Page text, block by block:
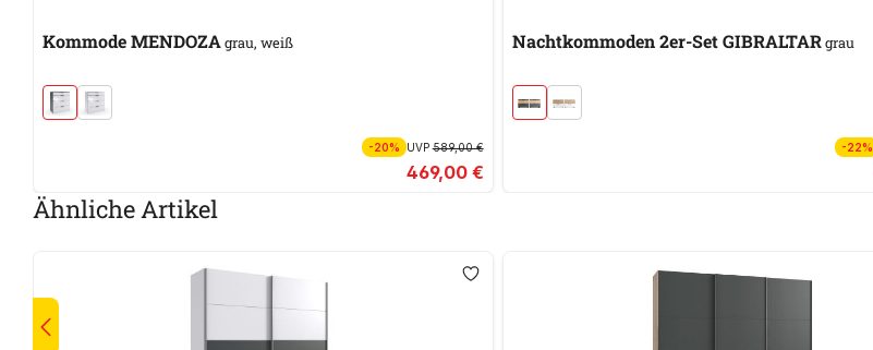
Kommode MENDOZAgrau, weiß
-20% UVP589,00 €
469,00 €
Nachtkommoden 2er-Set GIBRALTARgrau
-22%
Ähnliche Artikel